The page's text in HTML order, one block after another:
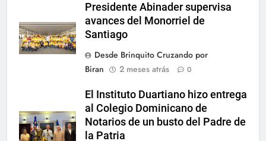
Presidente Abinader supervisa
avances del Monorriel de
Santiago
Desde Brinquito Cruzando por
Biran
2 meses atrás 0
El Instituto Duartiano hizo entrega
al Colegio Dominicano de
Notarios de un busto del Padre de
la Patria